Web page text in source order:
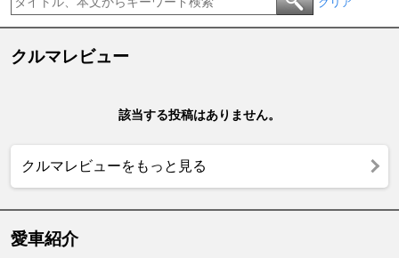
クルマレビュー
該当する投稿はありません。
クルマレビューをもっと見る
愛車紹介